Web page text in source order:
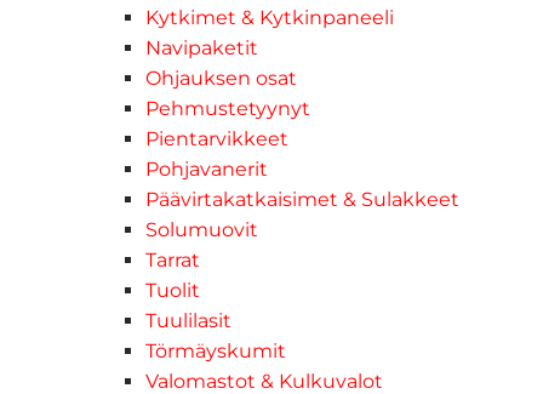
Kytkimet & Kytkinpaneeli
Navipaketit
Ohjauksen osat
Pehmustetyynyt
Pientarvikkeet
Pohjavanerit
Päävirtakatkaisimet & Sulakkeet
Solumuovit
Tarrat
Tuolit
Tuulilasit
Törmäyskumit
Valomastot & Kulkuvalot